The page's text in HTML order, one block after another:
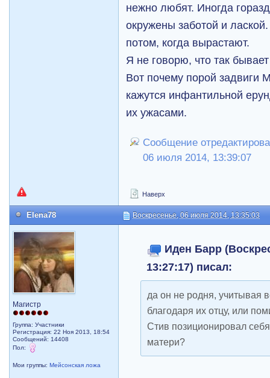
нежно любят. Иногда
окружены заботой и
потом, когда вырастают.
Я не говорю, что так
Вот почему порой задвиги
кажутся инфантильной
их ужасами.
Сообщение
06 июля 2014, 13:39:07
Наверх
Elena78 Воскресенье, 06 июля 2014, 13:35:03
Магистр
Группа: Участники
Регистрация: 22 Ноя 2013, 18:54
Сообщений: 14408
Пол:
Мои группы:Мейсонская ложа
Иден Барр
13:27:17) писал:
да он не родня, учитывая
благодаря их отцу, или
Стив позиционировал
матери?